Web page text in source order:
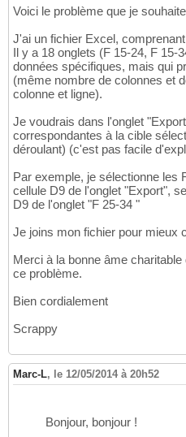
Voici le problème que je
J'ai un fichier Excel,
Il y a 18 onglets (F 15-24, F 15-
données spécifiques, mais qui
(même nombre de colonnes et
colonne et ligne).
Je voudrais dans l'onglet
correspondantes à la cible
déroulant) (c'est pas facile
Par exemple, je sélectionne les
cellule D9 de l'onglet "Export",
D9 de l'onglet "F 25-34 "
Je joins mon fichier pour mieux
Merci à la bonne âme
ce problème.
Bien cordialement
Scrappy
Marc-L, le 12/05/2014 à 20h52
Bonjour, bonjour !